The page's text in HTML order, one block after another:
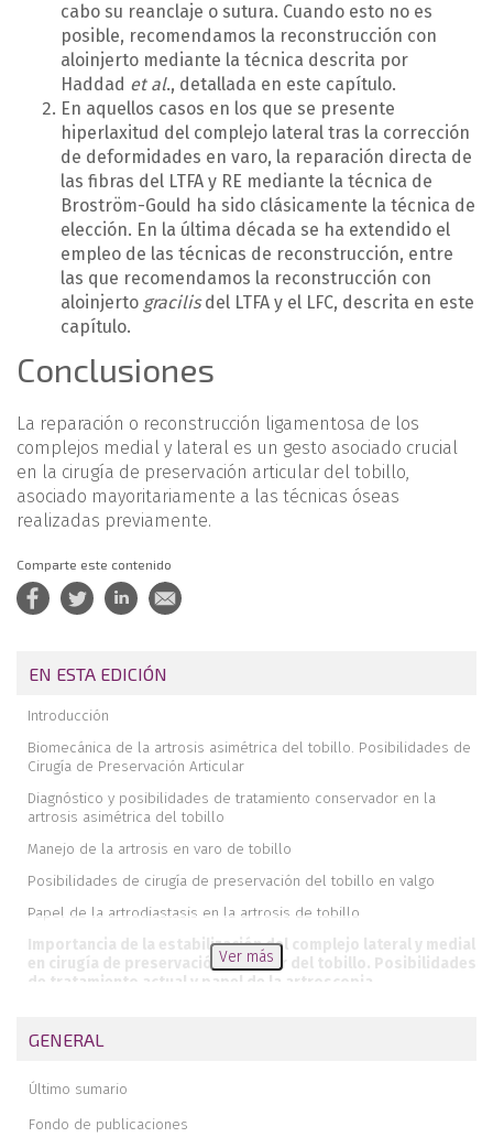
cabo su reanclaje o sutura. Cuando esto no es
posible, recomendamos la reconstrucción con
aloinjerto mediante la técnica descrita por
Haddad et al., detallada en este capítulo.
En aquellos casos en los que se presente
hiperlaxitud del complejo lateral tras la corrección
de deformidades en varo, la reparación directa de
las fibras del LTFA y RE mediante la técnica de
Broström-Gould ha sido clásicamente la técnica de
elección. En la última década se ha extendido el
empleo de las técnicas de reconstrucción, entre
las que recomendamos la reconstrucción con
aloinjerto gracilisdel LTFA y el LFC, descrita en este
capítulo.
Conclusiones
La reparación o reconstrucción ligamentosa de los
complejos medial y lateral es un gesto asociado crucial
en la cirugía de preservación articular del tobillo,
asociado mayoritariamente a las técnicas óseas
realizadas previamente.
Comparte este contenido
EN ESTA EDICIÓN
Introducción
Biomecánica de la artrosis asimétrica del tobillo. Posibilidades de
Cirugía de Preservación Articular
Diagnóstico y posibilidades de tratamiento conservador en la
artrosis asimétrica del tobillo
Manejo de la artrosis en varo de tobillo
Posibilidades de cirugía de preservación del tobillo en valgo
Papel de la artrodiastasis en la artrosis de tobillo
Importancia de la estabilización del complejo lateral y medial
en cirugía de preservación articular del tobillo. Posibilidades
de tratamiento actual y papel de la artroscopia
Posibilidades de cirugía de conservación articular del tobillo lejos
Potenciales complicaciones de la cirugía de preservación articular
y sus soluciones
Ver más
GENERAL
Último sumario
Fondo de publicaciones